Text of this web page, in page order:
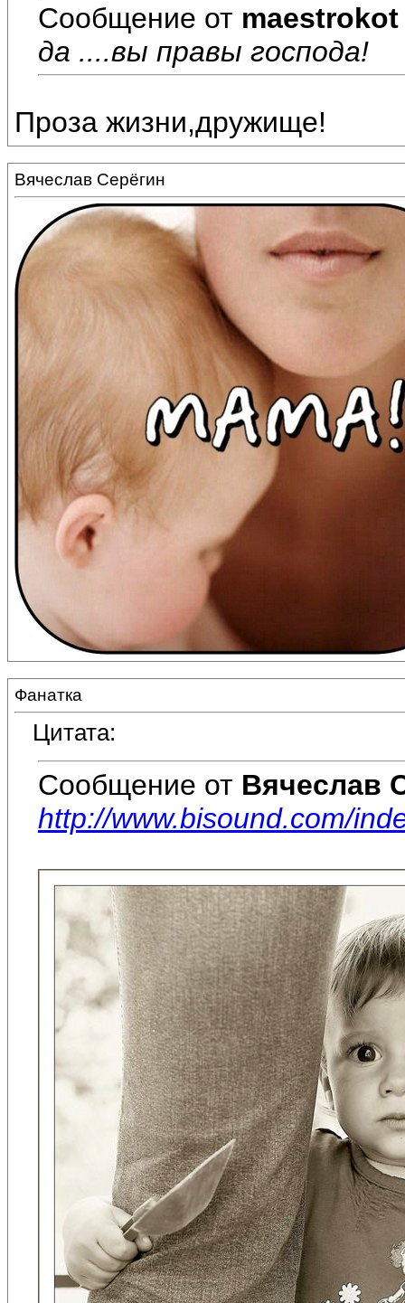
Сообщение от maestrokot
да ....вы правы господа!
Проза жизни,дружище!
Вячеслав Серёгин
Фанатка
Цитата:
Сообщение от Вячеслав
http://www.bisound.com/